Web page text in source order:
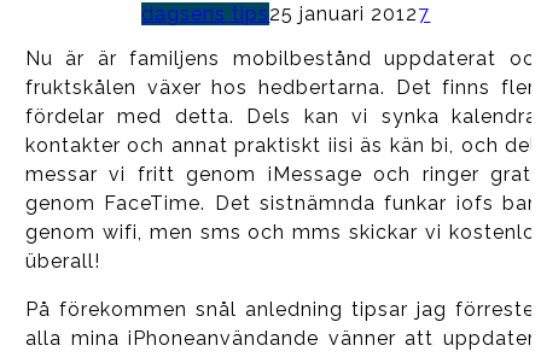
dagsens tips25 januari 20127
Nu är är familjens mobilbestånd uppdaterat
fruktskålen växer hos hedbertarna. Det finns
fördelar med detta. Dels kan vi synka
kontakter och annat praktiskt iisi äs kän bi, och
messar vi fritt genom iMessage och ringer
genom FaceTime. Det sistnämnda funkar iofs
genom wifi, men sms och mms skickar vi
überall!
På förekommen snål anledning tipsar jag
alla mina iPhoneanvändande vänner att